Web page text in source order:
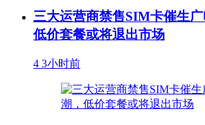
三大运营商禁售SIM卡催生广
低价套餐或将退出市场
4 3小时前